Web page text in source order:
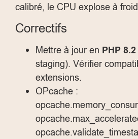
calibré, le CPU explose à
Correctifs
Mettre à jour en PHP
staging). Vérifier
extensions.
OPcache :